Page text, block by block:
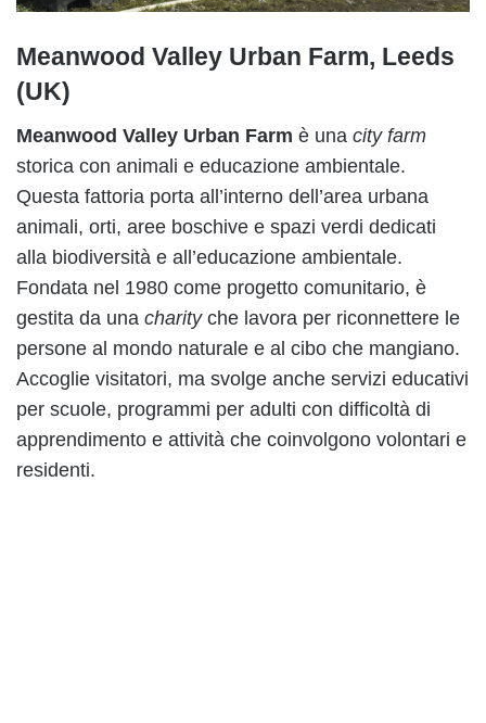
Meanwood Valley Urban Farm, Leeds
(UK)
Meanwood Valley Urban Farm è una city farm
storica con animali e educazione ambientale.
Questa fattoria porta all’interno dell’area urbana
animali, orti, aree boschive e spazi verdi dedicati
alla biodiversità e all’educazione ambientale.
Fondata nel 1980 come progetto comunitario, è
gestita da una charityche lavora per riconnettere le
persone al mondo naturale e al cibo che mangiano.
Accoglie visitatori, ma svolge anche servizi educativi
per scuole, programmi per adulti con difficoltà di
apprendimento e attività che coinvolgono volontari e
residenti.